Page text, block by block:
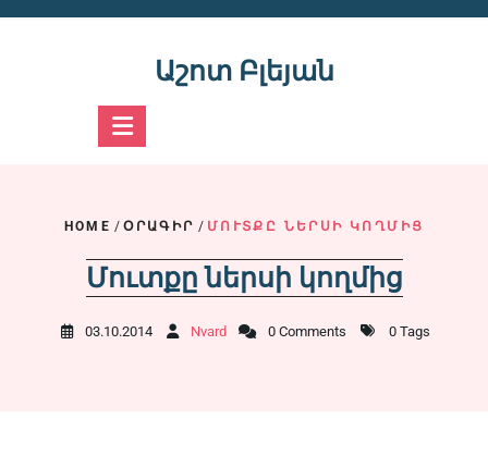
Աշոտ Բլեյան
HOME /ՕՐԱԳԻՐ / ՄՈՒՏՔԸ ՆԵՐՍԻ ԿՈՂՄԻՑ
Մուտքը ներսի կողմից
03.10.2014 Nvard 0 Comments 0 Tags